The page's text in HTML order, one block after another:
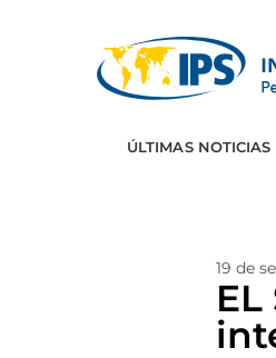
ÚLTIMAS NOTICIAS
19 de